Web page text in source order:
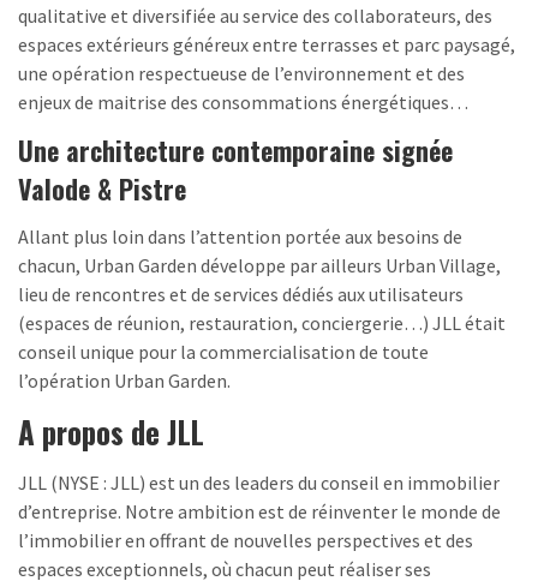
qualitative et diversifiée au service des collaborateurs, des
espaces extérieurs généreux entre terrasses et parc paysagé,
une opération respectueuse de l’environnement et des
enjeux de maitrise des consommations énergétiques…
Une architecture contemporaine signée
Valode & Pistre
Allant plus loin dans l’attention portée aux besoins de
chacun, Urban Garden développe par ailleurs Urban Village,
lieu de rencontres et de services dédiés aux utilisateurs
(espaces de réunion, restauration, conciergerie…) JLL était
conseil unique pour la commercialisation de toute
l’opération Urban Garden.
A propos de JLL
JLL (NYSE : JLL) est un des leaders du conseil en immobilier
d’entreprise. Notre ambition est de réinventer le monde de
l’immobilier en offrant de nouvelles perspectives et des
espaces exceptionnels, où chacun peut réaliser ses